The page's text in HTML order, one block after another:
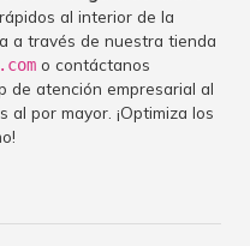
al interior de la
a través de nuestra tienda
o contáctanos
de atención empresarial al
al por mayor. ¡Optimiza los